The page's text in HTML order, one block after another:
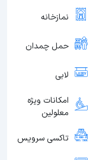
نمازخانه
حمل چمدان
لابی
امکانات ویژه
معلولین
تاکسی سرویس